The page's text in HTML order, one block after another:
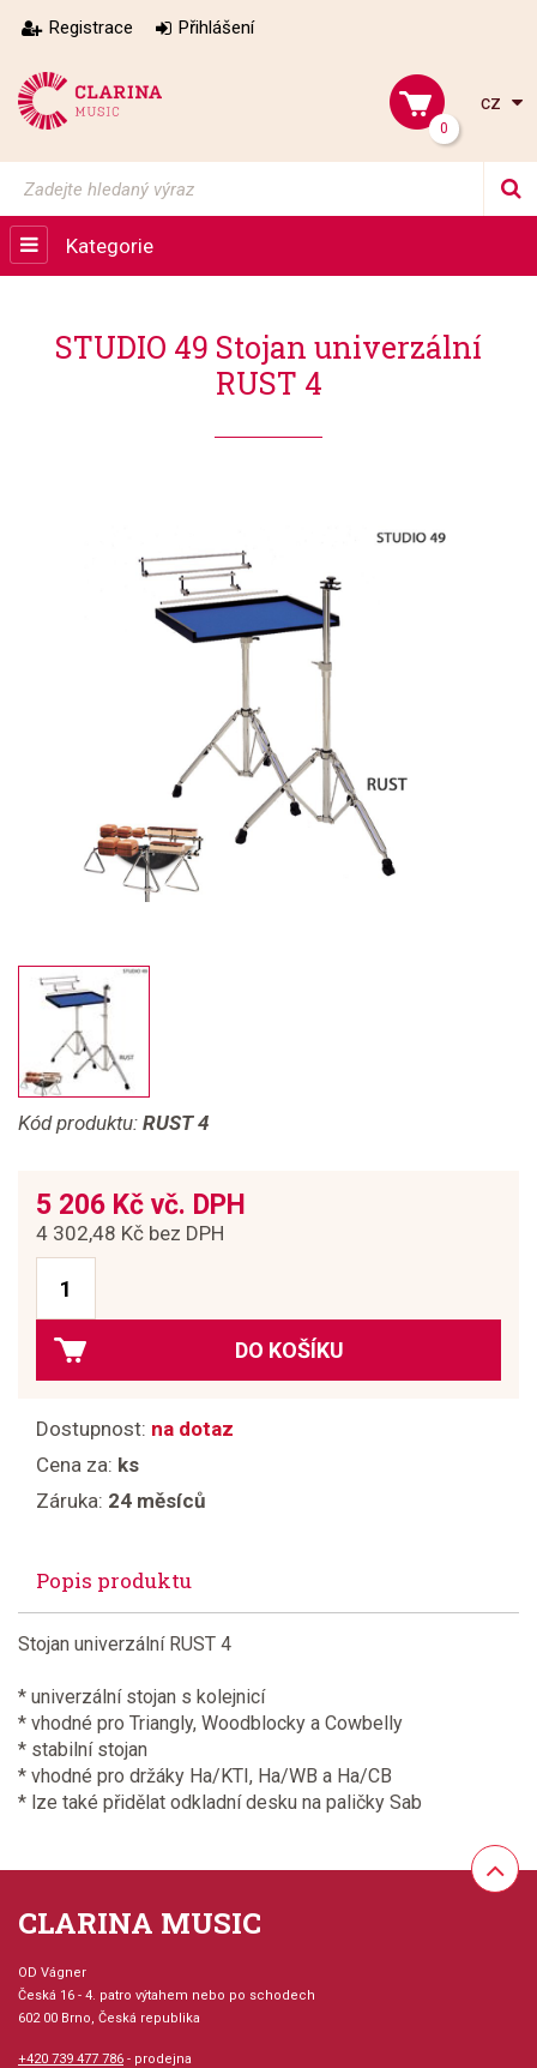
Registrace Přihlášení
0
cz
Kategorie
STUDIO 49 Stojan univerzální
RUST 4
Kód produktu: RUST 4
5 206 Kč vč. DPH
4 302,48 Kč bez DPH
DO KOŠÍKU
Dostupnost: na dotaz
Cena za: ks
Záruka: 24 měsíců
Popis produktu
Stojan univerzální RUST 4
* univerzální stojan s kolejnicí
* vhodné pro Triangly, Woodblocky a Cowbelly
* stabilní stojan
* vhodné pro držáky Ha/KTI, Ha/WB a Ha/CB
* lze také přidělat odkladní desku na paličky Sab
CLARINA MUSIC
OD Vágner
Česká 16 - 4. patro výtahem nebo po schodech
602 00 Brno, Česká republika
+420 739 477 786 - prodejna